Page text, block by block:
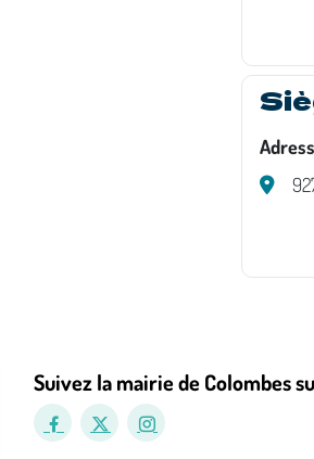
Suivez la mairie de Colombes